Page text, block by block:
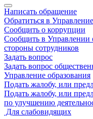
Написать обращение
Обратиться в
Сообщить о коррупции
Сообщить в Управлении
стороны сотрудников
Задать вопрос
Задать вопрос
Управление образования
Подать жалобу, или
Подать жалобу, или
по улучшению
Для слабовидящих